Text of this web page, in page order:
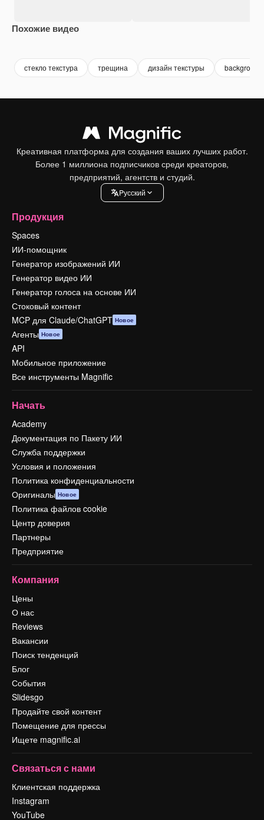
Похожие видео
стекло текстура трещина дизайн текстуры background
Креативная платформа для создания ваших лучших работ.
Более 1 миллиона подписчиков среди креаторов,
предприятий, агентств и студий.
Pусский
Продукция
Spaces
ИИ-помощник
Генератор изображений ИИ
Генератор видео ИИ
Генератор голоса на основе ИИ
Стоковый контент
MCP для Claude/ChatGPT Новое
Агенты Новое
API
Мобильное приложение
Все инструменты Magnific
Начать
Academy
Документация по Пакету ИИ
Служба поддержки
Условия и положения
Политика конфиденциальности
Оригиналы Новое
Политика файлов cookie
Центр доверия
Партнеры
Предприятие
Компания
Цены
О нас
Reviews
Вакансии
Поиск тенденций
Блог
События
Slidesgo
Продайте свой контент
Помещение для прессы
Ищете magnific.ai
Связаться с нами
Клиентская поддержка
Instagram
YouTube